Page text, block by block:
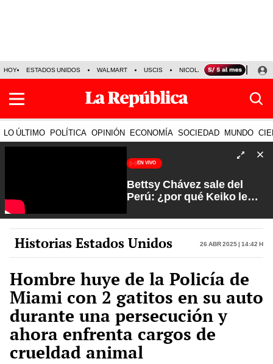
HOY ESTADOS UNIDOS WALMART USCIS NICOLÁS MADURO P-8
LO ÚLTIMO POLÍTICA OPINIÓN ECONOMÍA SOCIEDAD MUNDO
EN VIVO
Bettsy Chávez sale del
Perú: ¿por qué Keiko le
Fuerte y Claro con Manuela
Camacho
Historias Estados Unidos 26 Abr 2025 | 14:42 h
Hombre huye de la Policía de
Miami con 2 gatitos en su auto
durante una persecución y
ahora enfrenta cargos de
crueldad animal